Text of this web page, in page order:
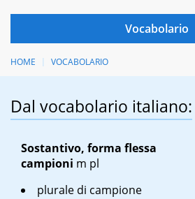
HOME VOCABOLARIO
Dal vocabolario italiano:
Sostantivo, forma flessa
campioni m pl
plurale di campione